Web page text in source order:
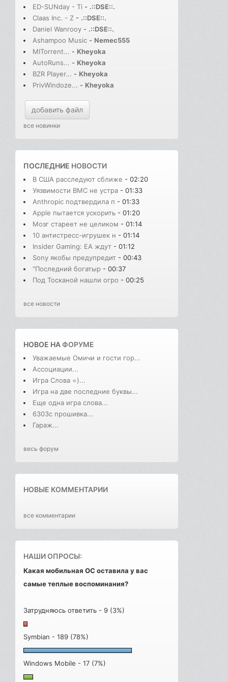
ED-SUNday - Ti - .::DSE::.
Claas Inc. - Z - .::DSE::.
Daniel Wanrooy - .::DSE::.
Ashampoo Music - Nemec555
MITorrent... - Kheyoka
AutoRuns... - Kheyoka
BZR Player... - Kheyoka
PrivWindoze... - Kheyoka
добавить файл
все новинки
ПОСЛЕДНИЕ НОВОСТИ
В США расследуют сближе - 02:20
Уязвимости BMC не устра - 01:33
Anthropic подтвердила п - 01:33
Apple пытается ускорить - 01:20
Мозг стареет не целиком - 01:14
10 антистресс-игрушек н - 01:14
Insider Gaming: EA ждут - 01:12
Sony якобы предупредит - 00:43
"Последний богатыр - 00:37
Под Тосканой нашли огро - 00:25
все новости
НОВОЕ НАФОРУМЕ
Уважаемые Омичи и гости гор...
Ассоциации...
Игра Слова =)...
Игра на две последние буквы...
Еще одна игра слова...
6303с прошивка...
Гараж...
весь форум
НОВЫЕ КОММЕНТАРИИ
все комментарии
НАШИ ОПРОСЫ:
Какая мобильная ОС оставила у вас
самые теплые воспоминания?
Затрудняюсь ответить - 9 (3%)
Symbian - 189 (78%)
Windows Mobile - 17 (7%)